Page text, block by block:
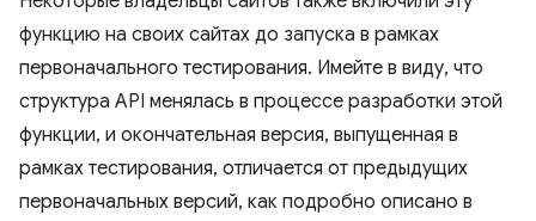
функцию на своих сайтах до запуска в рамках
первоначального тестирования. Имейте в виду, что
структура API менялась в процессе разработки этой
функции, и окончательная версия, выпущенная в
рамках тестирования, отличается от предыдущих
первоначальных версий, как подробно описано в